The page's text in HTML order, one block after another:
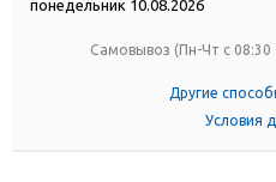
понедельник 10.08.2026
Самовывоз (Пн-Чт с 08:30
Другие
Условия